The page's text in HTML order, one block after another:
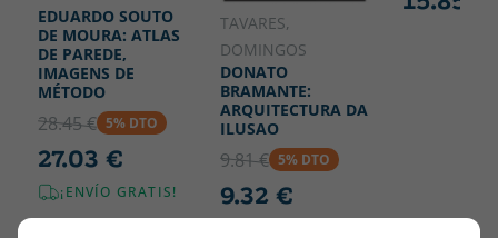
EDUARDO SOUTO
DE MOURA: ATLAS
DE PAREDE,
IMAGENS DE
MÉTODO
28.45 € 5% DTO
27.03 €
¡ENVÍO GRATIS!
TAVARES,
DOMINGOS
DONATO
BRAMANTE:
ARQUITECTURA DA
ILUSAO
9.81 € 5% DTO
9.32 €